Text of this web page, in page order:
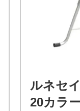
ルネセ
20カラ